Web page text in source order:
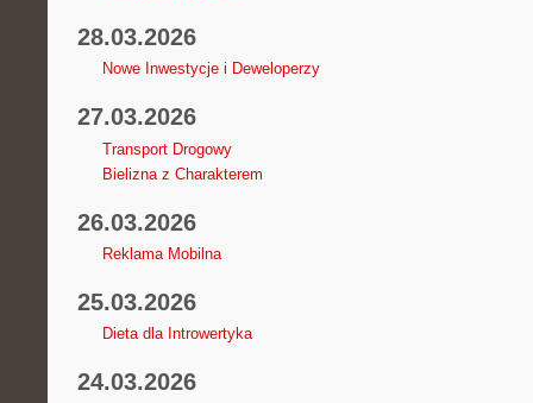
28.03.2026
Nowe Inwestycje i Deweloperzy
27.03.2026
Transport Drogowy
Bielizna z Charakterem
26.03.2026
Reklama Mobilna
25.03.2026
Dieta dla Introwertyka
24.03.2026